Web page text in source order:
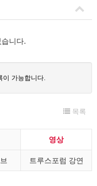
니다.
이 가능합니다.
목록
영상
트루스포럼 강연